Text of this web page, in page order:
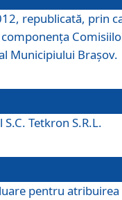
republicată, prin
Municipiului Braşov.
Tetkron S.R.L.
pentru atribuirea